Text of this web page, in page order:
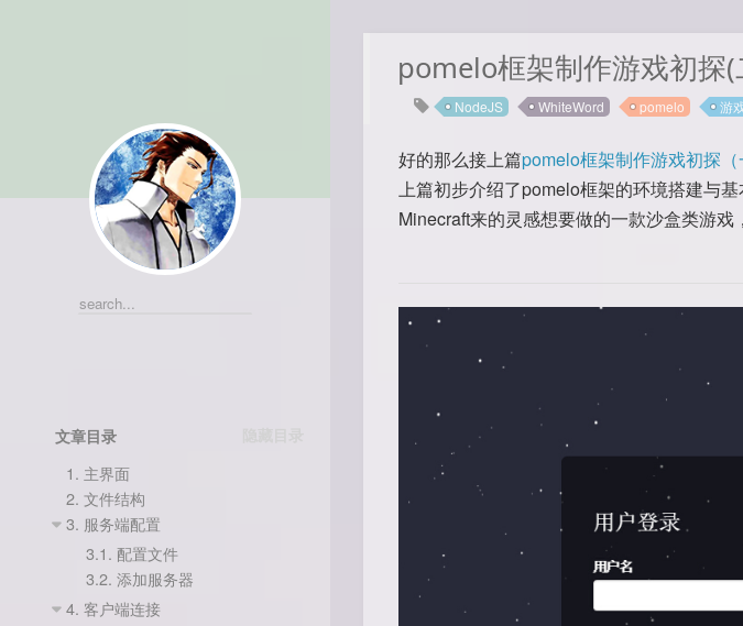
pomelo框架制作游戏初探
NodeJS WhiteWord pomelo 游
好的那么接上篇pomelo框架制作游戏初探（
上篇初步介绍了pomelo框架的环境搭建与
Minecraft来的灵感想要做的一款沙盒类游戏
文章目录
1. 主界面
2. 文件结构
3. 服务端配置
3.1. 配置文件
3.2. 添加服务器
4. 客户端连接